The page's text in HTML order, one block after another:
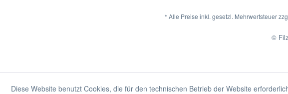
* Alle Preise inkl. gesetzl. Mehrwertsteuer
©
Diese Website benutzt Cookies, die für den technischen Betrieb der Website